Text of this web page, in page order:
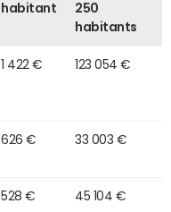
habitant
250
habitants
1 422 € 123 054 €
626 € 33 003 €
528 € 45 104 €